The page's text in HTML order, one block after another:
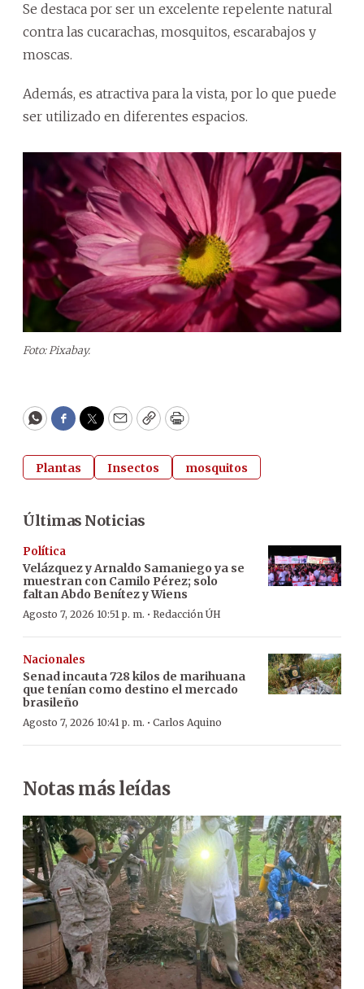
Se destaca por ser un excelente repelente natural
contra las cucarachas, mosquitos, escarabajos y
moscas.
Además, es atractiva para la vista, por lo que puede
ser utilizado en diferentes espacios.
Foto: Pixabay.
WhatsApp
Facebook
Twitter
EmailCopyPrint
Plantas Insectos mosquitos
Últimas Noticias
Política
Velázquez y Arnaldo Samaniego ya se
muestran con Camilo Pérez; solo
faltan Abdo Benítez y Wiens
Agosto 7, 2026 10:51 p. m. · Redacción ÚH
Nacionales
Senad incauta 728 kilos de marihuana
que tenían como destino el mercado
brasileño
Agosto 7, 2026 10:41 p. m. · Carlos Aquino
Notas más leídas